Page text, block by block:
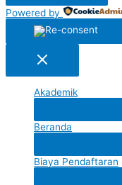
Powered by
Akademik
Beranda
Biaya Pendaftaran